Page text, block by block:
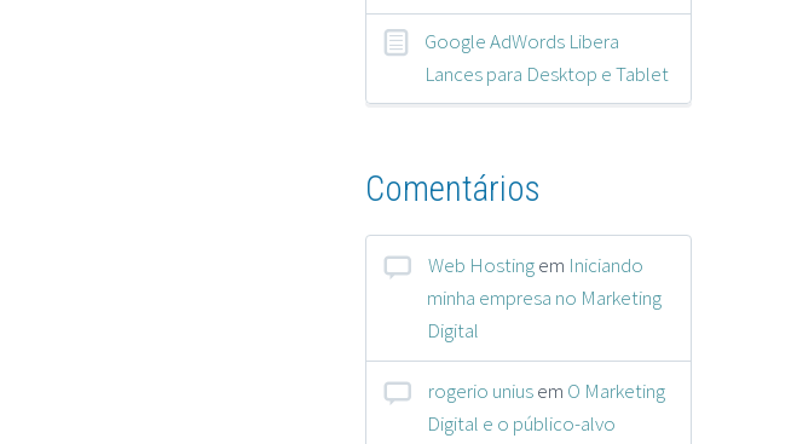
Google AdWords Libera
Lances para Desktop e Tablet
Comentários
Web Hostingem Iniciando
minha empresa no Marketing
Digital
rogerio uniusem O Marketing
Digital e o público-alvo